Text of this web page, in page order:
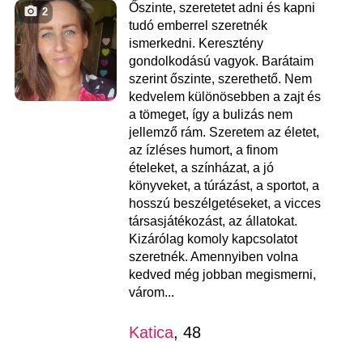
2
Őszinte, szeretetet adni és kapni
tudó emberrel szeretnék
ismerkedni. Keresztény
gondolkodású vagyok. Barátaim
szerint őszinte, szerethető. Nem
kedvelem különösebben a zajt és
a tömeget, így a bulizás nem
jellemző rám. Szeretem az életet,
az ízléses humort, a finom
ételeket, a színházat, a jó
könyveket, a túrázást, a sportot, a
hosszú beszélgetéseket, a vicces
társasjátékozást, az állatokat.
Kizárólag komoly kapcsolatot
szeretnék. Amennyiben volna
kedved még jobban megismerni,
várom...
Katica, 48